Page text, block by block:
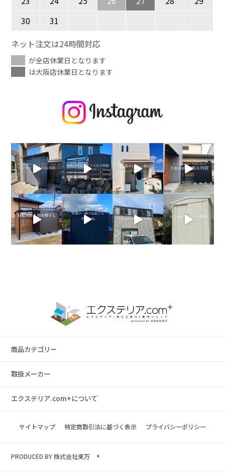
30
31
ネット注文は24時間対応
が全店休業日となります
は大阪店休業日となります
商品カテゴリー
取扱メーカー
エクステリア.com+について
サイトマップ 特定商取引法に基づく表示 プライバシーポリシー
PRODUCED BY 株式会社東万